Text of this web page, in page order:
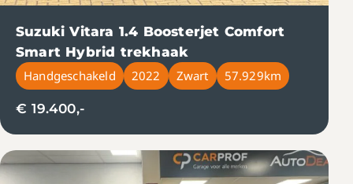
Suzuki Vitara 1.4 Boosterjet Comfort
Smart Hybrid trekhaak
Handgeschakeld
2022 Zwart 57.929km
€ 19.400,-